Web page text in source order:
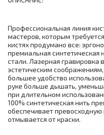
Профессиональная линия
мастеров, которым
кистях продумано все:
премиальная
стали. Лазерная гравировка
эстетическим
большее удобство
руке больше дышать,
при длительном
100% синтетическая нить
обеспечивает превосходную
отмывается от краски.